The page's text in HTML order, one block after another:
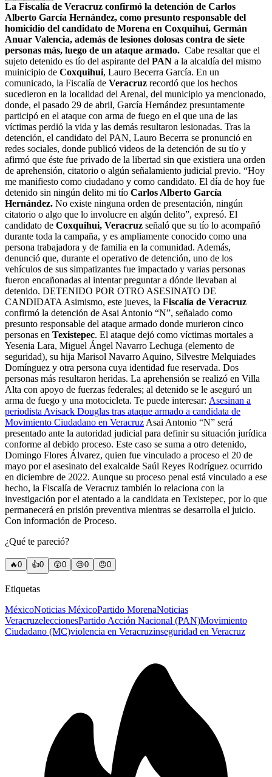
La Fiscalía de Veracruz confirmó la detención de Carlos
Alberto García Hernández, como presunto responsable del
homicidio del candidato de Morena en Coxquihui, Germán
Anuar Valencia, además de lesiones dolosas contra de siete
personas más, luego de un ataque armado. Cabe resaltar que el
sujeto detenido es tío del aspirante del PAN a la alcaldía del mismo
muinicipio de Coxquihui, Lauro Becerra García. En un
comunicado, la Fiscalía de Veracruz recordó que los hechos
sucedieron en la localidad del Arenal, del municipio ya mencionado,
donde, el pasado 29 de abril, García Hernández presuntamente
participó en el ataque con arma de fuego en el que una de las
víctimas perdió la vida y las demás resultaron lesionadas. Tras la
detención, el candidato del PAN, Lauro Becerra se pronunció en
redes sociales, donde publicó videos de la detención de su tío y
afirmó que éste fue privado de la libertad sin que existiera una orden
de aprehensión, citatorio o algún señalamiento judicial previo. “Hoy
me manifiesto como ciudadano y como candidato. El día de hoy fue
detenido sin ningún delito mi tío Carlos Alberto García
Hernández. No existe ninguna orden de presentación, ningún
citatorio o algo que lo involucre en algún delito”, expresó. El
candidato de Coxquihui, Veracruz señaló que su tío lo acompañó
durante toda la campaña, y es ampliamente conocido como una
persona trabajadora y de familia en la comunidad. Además,
denunció que, durante el operativo de detención, uno de los
vehículos de sus simpatizantes fue impactado y varias personas
fueron encañonadas al intentar preguntar a dónde llevaban al
detenido. DETENIDO POR OTRO ASESINATO DE
CANDIDATA Asimismo, este jueves, la Fiscalía de Veracruz
confirmó la detención de Asai Antonio “N”, señalado como
presunto responsable del ataque armado donde murieron cinco
personas en Texistepec. El ataque dejó como víctimas mortales a
Yesenia Lara, Miguel Ángel Navarro Lechuga (elemento de
seguridad), su hija Marisol Navarro Aquino, Silvestre Melquiades
Domínguez y otra persona cuya identidad fue reservada. Dos
personas más resultaron heridas. La aprehensión se realizó en Villa
Alta con apoyo de fuerzas federales; al detenido se le aseguró un
arma de fuego y una motocicleta. Te puede interesar: Asesinan a
periodista Avisack Douglas tras ataque armado a candidata de
Movimiento Ciudadano en Veracruz Asai Antonio “N” será
presentado ante la autoridad judicial para definir su situación jurídica
conforme al debido proceso. Este caso se suma a otro detenido,
Domingo Flores Álvarez, quien fue vinculado a proceso el 20 de
mayo por el asesinato del exalcalde Saúl Reyes Rodríguez ocurrido
en diciembre de 2022. Aunque su proceso penal está vinculado a ese
hecho, la Fiscalía de Veracruz también lo relaciona con la
investigación por el atentado a la candidata en Texistepec, por lo que
permanecerá en prisión preventiva mientras se desarrolla el juicio.
Con información de Proceso.
¿Qué te pareció?
🔥0 👍0 😲0 😢0 😠0
Etiquetas
MéxicoNoticias MéxicoPartido MorenaNoticias
VeracruzeleccionesPartido Acción Nacional (PAN)Movimiento
Ciudadano (MC)violencia en Veracruzinseguridad en Veracruz